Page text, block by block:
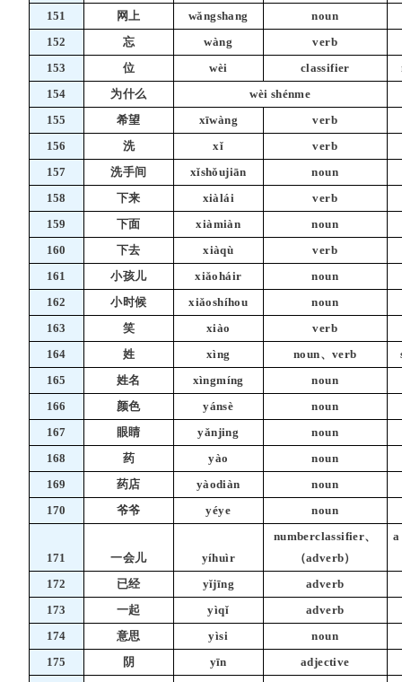
151
网上 wǎngshang
noun
152
忘 wàng
verb
153
位 wèi classifier
154
为什么
wèi shénme
155
希望 xīwàng
verb
156
洗 xǐ
verb
157
洗手间 xǐshǒujiān
noun
158
下来 xiàlái
verb
159
下面 xiàmiàn
noun
160
下去 xiàqù
verb
161
小孩儿 xiǎoháir
noun
162
小时候 xiǎoshíhou
noun
163
笑 xiào
verb
164
姓 xìng noun、verb
165
姓名 xìngmíng
noun
166
颜色 yánsè
noun
167
眼睛 yǎnjing
noun
168
药 yào
noun
169
药店 yàodiàn
noun
170
爷爷 yéye noun
171 一会儿 yíhuìr
numberclassifier、
（adverb）
a
172 已经 yǐjīng
adverb
173
一起 yìqǐ
adverb
174
意思 yìsi
noun
175
阴 yīn adjective